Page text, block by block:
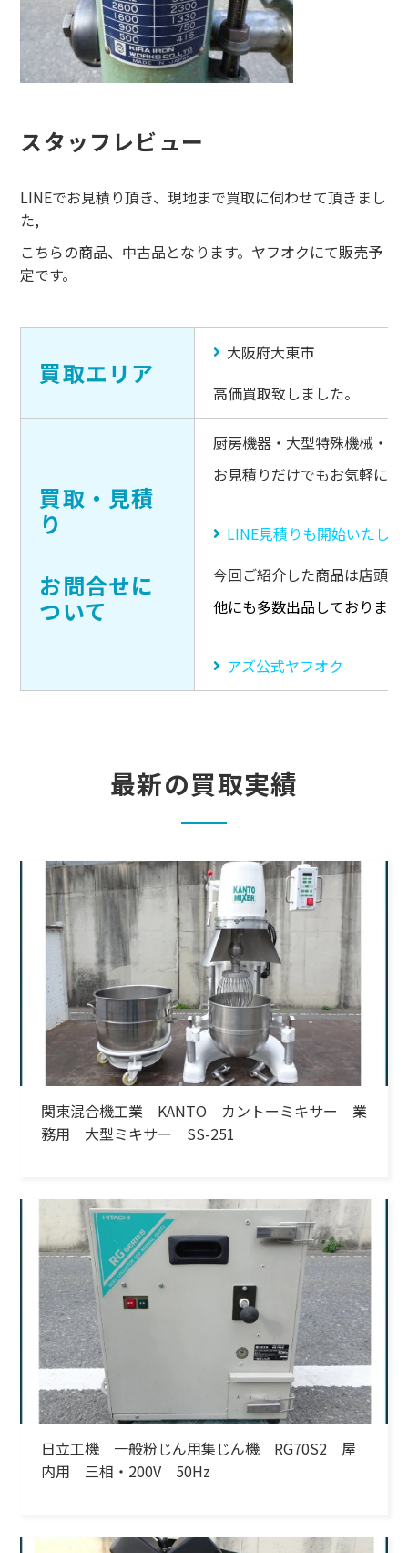
スタッフレビュー
LINEでお見積り頂き、現地まで買取に伺わせて頂きまし
た,
こちらの商品、中古品となります。ヤフオクにて販売予
定です。
買取エリア
大阪府大東市
高価買取致しました。
買取・見積
り
お問合せに
ついて
厨房機器・大型特殊機械・
お見積りだけでもお気軽に
LINE見積りも開始いたし
今回ご紹介した商品は店頭
他にも多数出品しておりま
アズ公式ヤフオク
最新の買取実績
関東混合機工業 KANTO カントーミキサー 業
務用 大型ミキサー SS-251
日立工機 一般粉じん用集じん機 RG70S2 屋
内用 三相・200V 50Hz